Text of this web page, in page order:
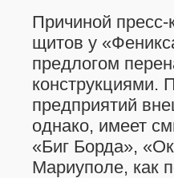
Причиной
щитов у
предлогом
конструкциями.
предприятий
однако, имеет
«Биг Борда»,
Мариуполе, как